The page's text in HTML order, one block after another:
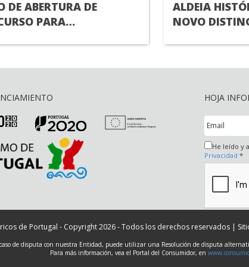
DE ABERTURA DE
PARA
ALDEIA
NOVO
HOJA
He leído y
Privacidad *
de Portugal - Copyright 2026 - Todos los derechos reservados |
de disputa con nuestra Entidad, puede utilizar una Resolución de disputa
Para más información, vea el Portal del Consumidor, en